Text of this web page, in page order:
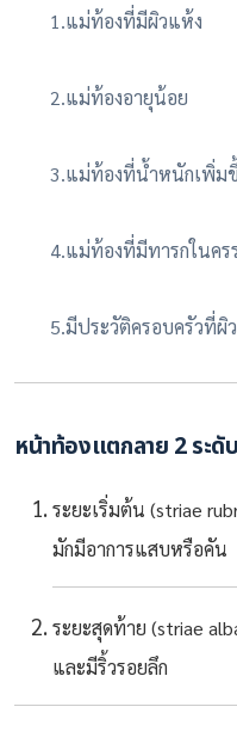
1.แม่ท้องที่มีผิวแห้ง
2.แม่ท้องอายุน้อย
3.แม่ท้องที่น้ำหนักเพิ่มขึ้
4.แม่ท้องที่มีทารกในค
5.มีประวัติครอบครัวที่ผิ
หน้าท้องแตกลาย 2 ระดั
ระยะเริ่มต้น (striae
มักมีอาการแสบหรือคัน
ระยะสุดท้าย (striae
และมีริ้วรอยลึก